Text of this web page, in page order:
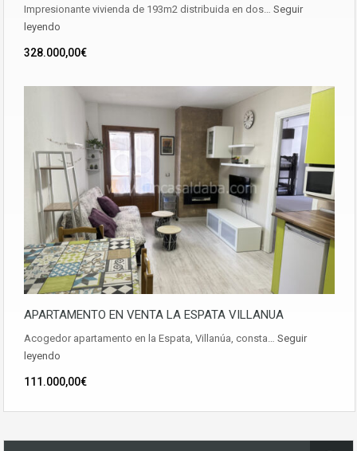
Impresionante vivienda de 193m2 distribuida en dos… Seguir
leyendo
328.000,00€
APARTAMENTO EN VENTA LA ESPATA VILLANUA
Acogedor apartamento en la Espata, Villanúa, consta… Seguir
leyendo
111.000,00€